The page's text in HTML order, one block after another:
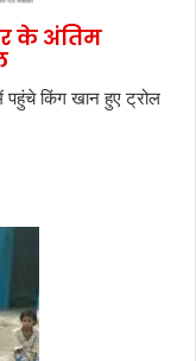
के अंतिम
पहुंचे किंग खान हुए ट्रोल